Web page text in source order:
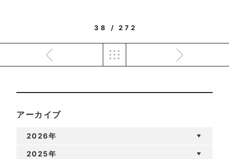
38 / 272
アーカイブ
2026年
2025年